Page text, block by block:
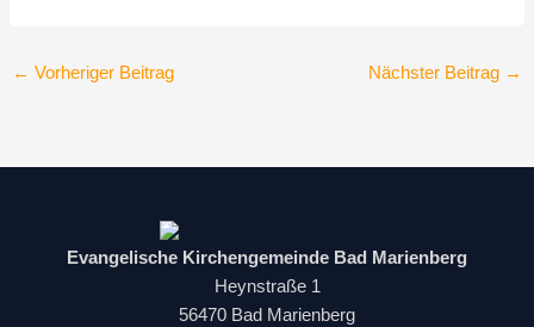
← Vorheriger Beitrag Nächster Beitrag →
Evangelische Kirchengemeinde Bad Marienberg
Heynstraße 1
56470 Bad Marienberg